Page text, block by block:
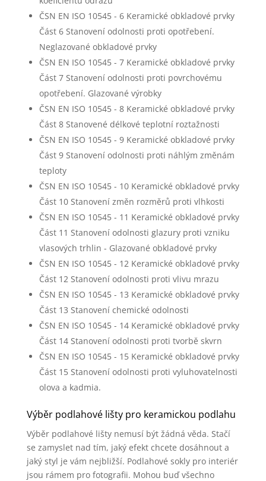
ČSN EN ISO 10545 - 6 Keramické obkladové prvky
Část 6 Stanovení odolnosti proti opotřebení.
Neglazované obkladové prvky
ČSN EN ISO 10545 - 7 Keramické obkladové prvky
Část 7 Stanovení odolnosti proti povrchovému
opotřebení. Glazované výrobky
ČSN EN ISO 10545 - 8 Keramické obkladové prvky
Část 8 Stanovené délkové teplotní roztažnosti
ČSN EN ISO 10545 - 9 Keramické obkladové prvky
Část 9 Stanovení odolnosti proti náhlým změnám
teploty
ČSN EN ISO 10545 - 10 Keramické obkladové prvky
Část 10 Stanovení změn rozměrů proti vlhkosti
ČSN EN ISO 10545 - 11 Keramické obkladové prvky
Část 11 Stanovení odolnosti glazury proti vzniku
vlasových trhlin - Glazované obkladové prvky
ČSN EN ISO 10545 - 12 Keramické obkladové prvky
Část 12 Stanovení odolnosti proti vlivu mrazu
ČSN EN ISO 10545 - 13 Keramické obkladové prvky
Část 13 Stanovení chemické odolnosti
ČSN EN ISO 10545 - 14 Keramické obkladové prvky
Část 14 Stanovení odolnosti proti tvorbě skvrn
ČSN EN ISO 10545 - 15 Keramické obkladové prvky
Část 15 Stanovení odolnosti proti vyluhovatelnosti
olova a kadmia.
Výběr podlahové lišty pro keramickou podlahu
Výběr podlahové lišty nemusí být žádná věda. Stačí
se zamyslet nad tím, jaký efekt chcete dosáhnout a
jaký styl je vám nejbližší. Podlahové sokly pro interiér
jsou rámem pro fotografii. Mohou buď všechno